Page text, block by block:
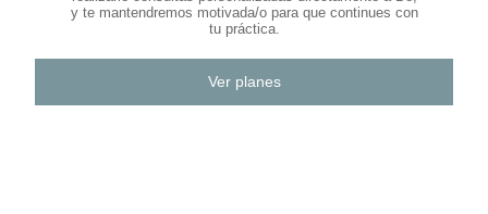
y te mantendremos motivada/o para que continues con
tu práctica.
Ver planes